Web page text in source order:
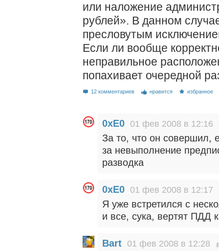
или наложение
рублей». В данном
пресловутым
Если ли вообще
неправильное
попахивает очередной
12 комментариев нравится избранное
0xE0 01 фев 2008 в 12:16
За то, что он совершил,
за невыполнение
разводка
0xE0 01 фев 2008 в 12:17
Я уже встретился с
и все, сука, вертят ПДД
Bart 01 фев 2008 в 12:28